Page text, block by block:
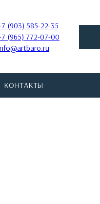
(903) 585-22-35
(965) 772-07-00
КОНТАКТЫ